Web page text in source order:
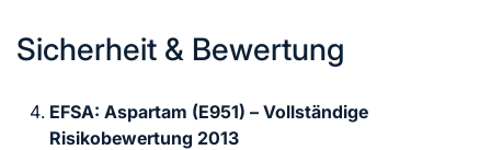
Sicherheit & Bewertung
EFSA: Aspartam (E951) – Vollständige
Risikobewertung 2013